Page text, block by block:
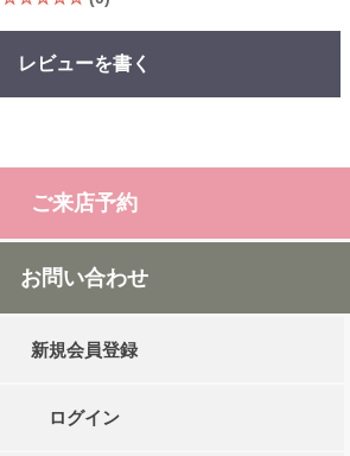
レビューを書く
ご来店予約
お問い合わせ
新規会員登録
ログイン